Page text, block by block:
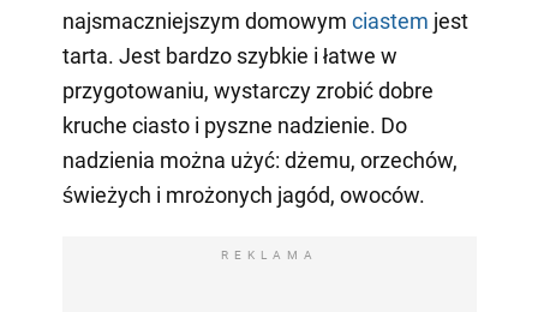
najsmaczniejszym domowym ciastem jest
tarta. Jest bardzo szybkie i łatwe w
przygotowaniu, wystarczy zrobić dobre
kruche ciasto i pyszne nadzienie. Do
nadzienia można użyć: dżemu, orzechów,
świeżych i mrożonych jagód, owoców.
REKLAMA